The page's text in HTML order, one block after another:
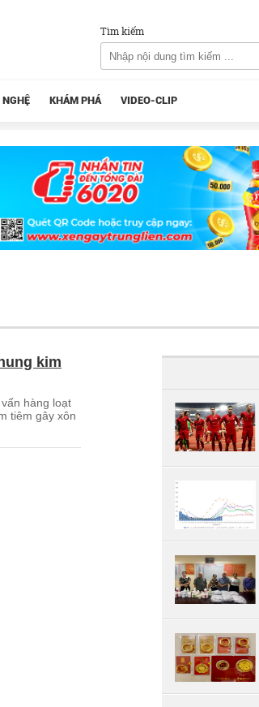
Tìm kiếm
NGHỆ KHÁM PHÁ VIDEO-CLIP
kim
hàng loạt
tiêm gây xôn